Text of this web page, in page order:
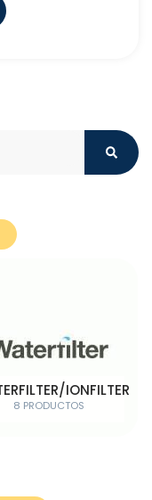
IONFILTER
8 PRODUCTOS